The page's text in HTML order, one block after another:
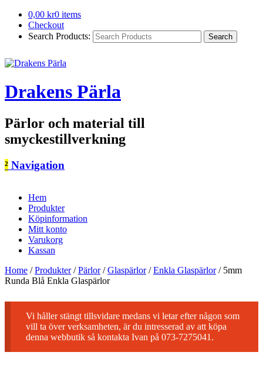
0,00 kr0 items
Checkout
Search Products:
Drakens Pärla
Pärlor och material till
smyckestillverkning
² Navigation
Hem
Produkter
Köpinformation
Mitt konto
Varukorg
Kassan
Home / Produkter / Pärlor / Glaspärlor / Enkla Glaspärlor / 5mm
Runda Blå Enkla Glaspärlor
Vi håller stängt tillsvidare medans vi letar efter någon som
vill ta över verksamheten, är du intresserad av att köpa
denna webbutik så kontakta Ivan på 073-7275041.